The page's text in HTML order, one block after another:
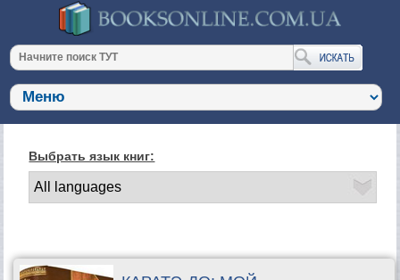
Выбрать язык книг: